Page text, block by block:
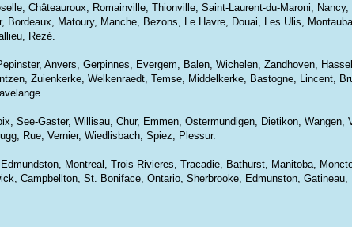
Châteauroux, Romainville, Thionville, Saint-Laurent-du-Maroni, Nancy,
Bordeaux, Matoury, Manche, Bezons, Le Havre, Douai, Les Ulis,
Rezé.
Anvers, Gerpinnes, Evergem, Balen, Wichelen, Zandhoven,
Zuienkerke, Welkenraedt, Temse, Middelkerke, Bastogne, Lincent,
See-Gaster, Willisau, Chur, Emmen, Ostermundigen, Dietikon, Wangen,
Rue, Vernier, Wiedlisbach, Spiez, Plessur.
Montreal, Trois-Rivieres, Tracadie, Bathurst, Manitoba,
Campbellton, St. Boniface, Ontario, Sherbrooke, Edmunston, Gatineau,